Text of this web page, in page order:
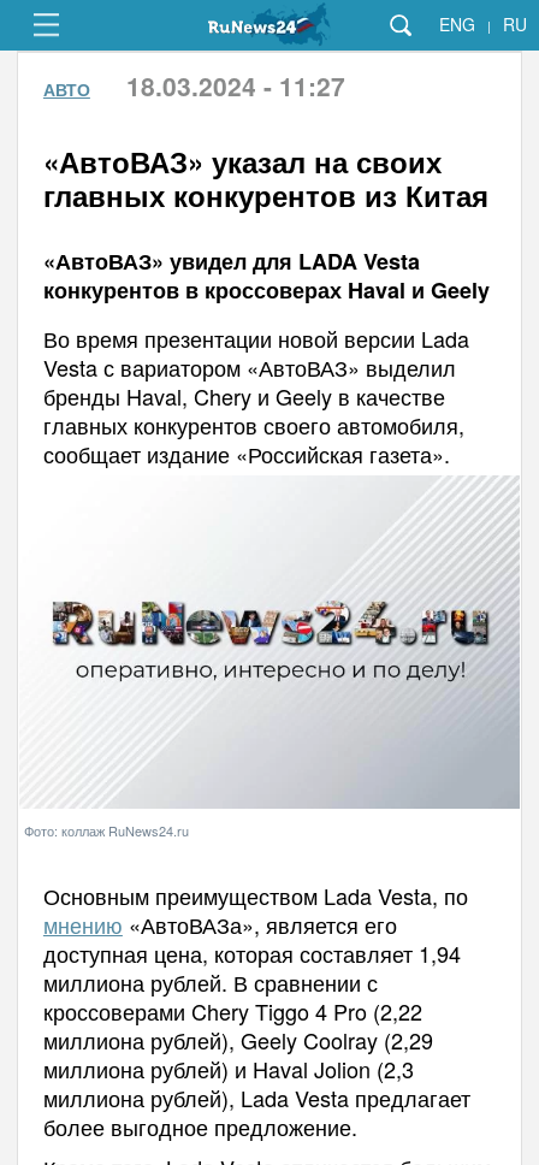
ENG | RU
АВТО 18.03.2024 - 11:27
«АвтоВАЗ» указал на своих
главных конкурентов из Китая
«АвтоВАЗ» увидел для LADA Vesta
конкурентов в кроссоверах Haval и Geely
Во время презентации новой версии Lada
Vesta с вариатором «АвтоВАЗ» выделил
бренды Haval, Chery и Geely в качестве
главных конкурентов своего автомобиля,
сообщает издание «Российская газета».
Фото: коллаж RuNews24.ru
Основным преимуществом Lada Vesta, по
мнению «АвтоВАЗа», является его
доступная цена, которая составляет 1,94
миллиона рублей. В сравнении с
кроссоверами Chery Tiggo 4 Pro (2,22
миллиона рублей), Geely Coolray (2,29
миллиона рублей) и Haval Jolion (2,3
миллиона рублей), Lada Vesta предлагает
более выгодное предложение.